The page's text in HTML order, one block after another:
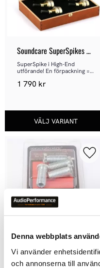
Denna webbplats
Vi använder
och annonserna till
Soundcare SuperSpikes
High-End
SuperSpike i High-End
utförande! En förpackning =
1 790 kr
Soundcare Thread
Converter
4st Soundcare Thread